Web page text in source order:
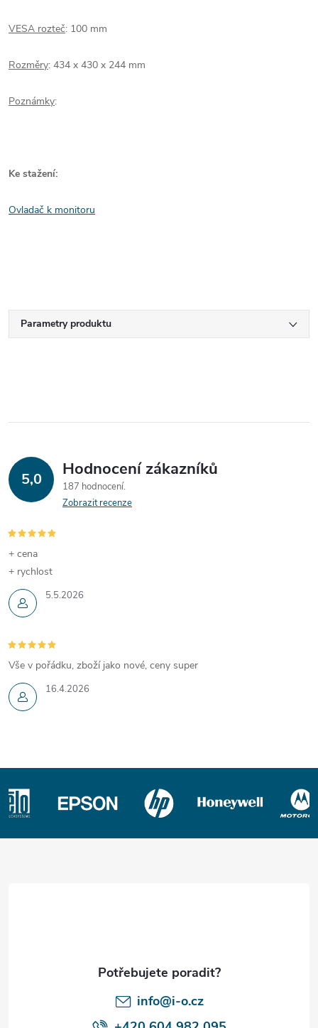
VESA rozteč: 100 mm
Rozměry: 434 x 430 x 244 mm
Poznámky:
Ke stažení:
Ovladač k monitoru
Parametry produktu
5,0 Hodnocení zákazníků
187 hodnocení
Zobrazit recenze
5.5.2026
+ cena
+ rychlost
16.4.2026
Vše v pořádku, zboží jako nové, ceny super
Z
info@i-o.cz